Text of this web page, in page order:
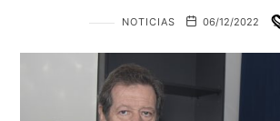
NOTICIAS 06/12/2022